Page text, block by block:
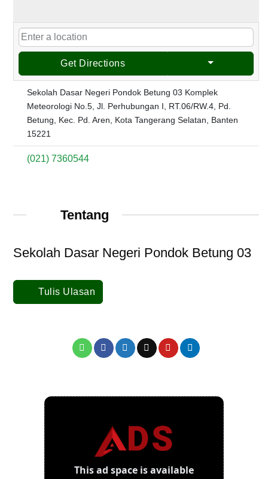
Get Directions
Sekolah Dasar Negeri Pondok Betung 03 Komplek
Meteorologi No.5, Jl. Perhubungan I, RT.06/RW.4, Pd.
Betung, Kec. Pd. Aren, Kota Tangerang Selatan, Banten
15221
(021) 7360544
Tentang
Sekolah Dasar Negeri Pondok Betung 03
Tulis Ulasan